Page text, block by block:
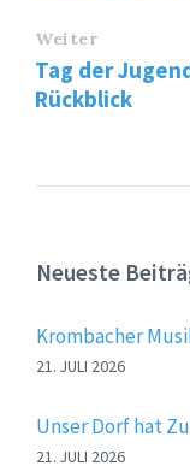
Weiter
Tag der
Rückblick
Neueste
Krombacher
21. JULI 2026
Unser Dorf hat
21. JULI 2026